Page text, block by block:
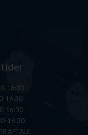
16:30
16:30
16:30
16:30
AFTALE